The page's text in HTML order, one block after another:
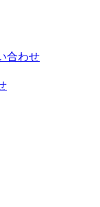
合わせ